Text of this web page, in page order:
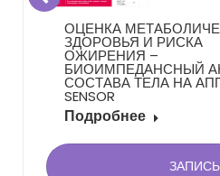
ОЦЕНКА
ЗДОРОВЬЯ И РИСКА
ОЖИРЕНИЯ –
БИОИМПЕДАНСНЫЙ
СОСТАВА ТЕЛА НА
SENSOR
Подробнее